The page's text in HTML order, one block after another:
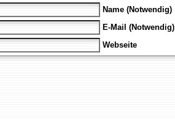
Name (Notwendig)
E-Mail (Notwendig)
Webseite